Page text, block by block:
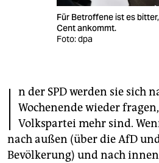
veranstaltungen
abo
genossenschaft
epaper login
Für Betroffene ist es
Cent ankommt.
Foto: dpa
I n der SPD werden sie sich
Wochenende wieder
Volkspartei mehr sind.
nach außen (über die AfD
Bevölkerung) und nach